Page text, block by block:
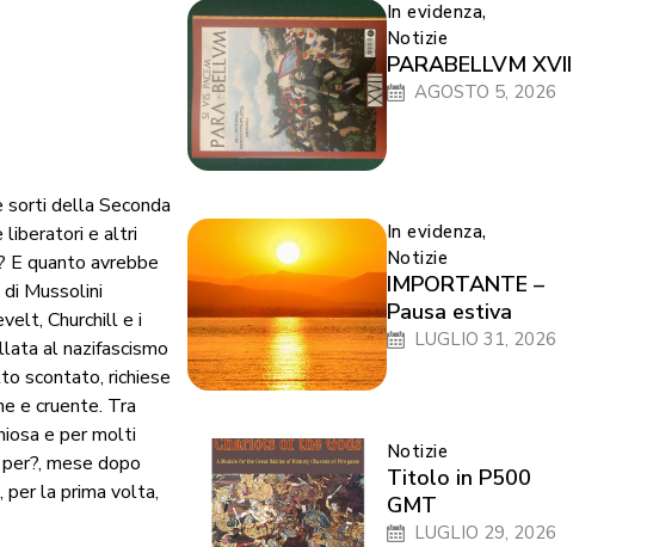
della Seconda
liberatori e altri
E quanto avrebbe
Mussolini
Churchill e i
al nazifascismo
scontato, richiese
e cruente. Tra
e per molti
mese dopo
per la prima volta,
In evidenza,
Notizie
PARABELLVM XVII
AGOSTO 5, 2026
In evidenza,
Notizie
IMPORTANTE –
Pausa estiva
LUGLIO 31, 2026
Notizie
Titolo in P500
GMT
LUGLIO 29, 2026